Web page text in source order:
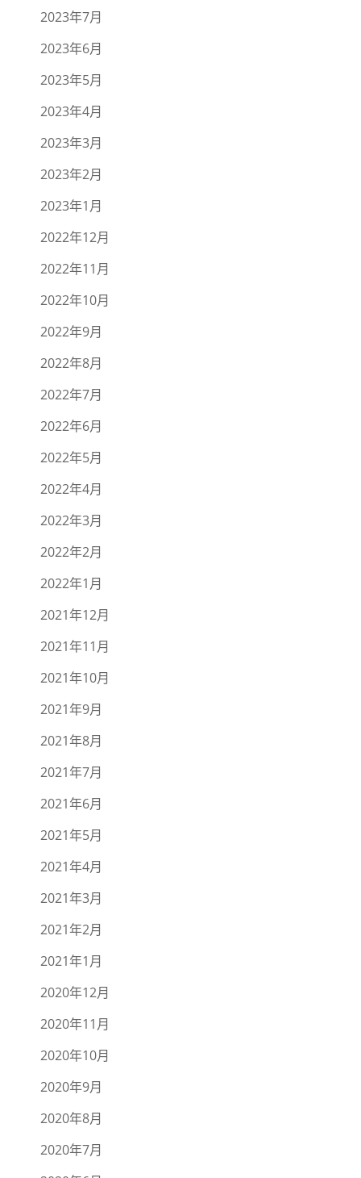
2023年7月
2023年6月
2023年5月
2023年4月
2023年3月
2023年2月
2023年1月
2022年12月
2022年11月
2022年10月
2022年9月
2022年8月
2022年7月
2022年6月
2022年5月
2022年4月
2022年3月
2022年2月
2022年1月
2021年12月
2021年11月
2021年10月
2021年9月
2021年8月
2021年7月
2021年6月
2021年5月
2021年4月
2021年3月
2021年2月
2021年1月
2020年12月
2020年11月
2020年10月
2020年9月
2020年8月
2020年7月